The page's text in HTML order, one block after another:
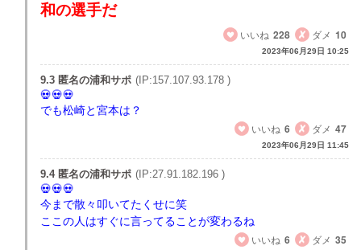
和の選手だ
いいね 228 ダメ 10
2023年06月29日 10:25
9.3 匿名の浦和サポ (IP:157.107.93.178 )
でも松崎と宮本は？
いいね 6 ダメ 47
2023年06月29日 11:45
9.4 匿名の浦和サポ (IP:27.91.182.196 )
今まで散々叩いてたくせに笑
ここの人はすぐに言ってることが変わるね
いいね 6 ダメ 35